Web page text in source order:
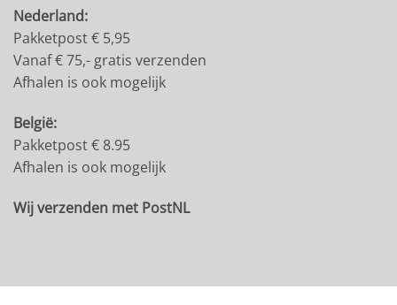
Nederland:
Pakketpost € 5,95
Vanaf € 75,- gratis verzenden
Afhalen is ook mogelijk
België:
Pakketpost € 8.95
Afhalen is ook mogelijk
Wij verzenden met PostNL